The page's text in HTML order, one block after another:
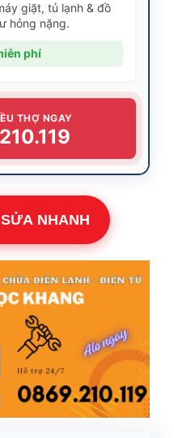
giặt, tủ lạnh & đồ
hỏng nặng.
phí
THỢ NGAY
NHANH